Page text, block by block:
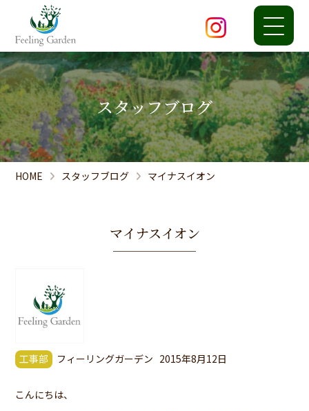
スタッフブログ
HOME スタッフブログ マイナスイオン
マイナスイオン
工事部 フィーリングガーデン 2015年8月12日
こんにちは、